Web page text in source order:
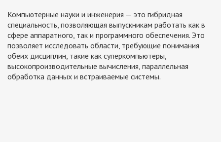
Компьютерные науки и инженерия — это гибридная
специальность, позволяющая выпускникам работать как в
сфере аппаратного, так и программного обеспечения. Это
позволяет исследовать области, требующие понимания
обеих дисциплин, такие как суперкомпьютеры,
высокопроизводительные вычисления, параллельная
обработка данных и встраиваемые системы.